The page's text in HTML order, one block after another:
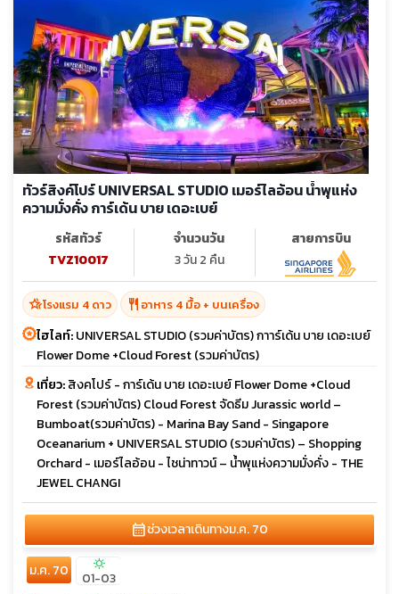
ทัวร์สิงค์โปร์ UNIVERSAL STUDIO เมอร์ไลอ้อน น้ำพุแห่ง
ความมั่งคั่ง การ์เด้น บาย เดอะเบย์
รหัสทัวร์
TVZ10017
จำนวนวัน
3 วัน 2 คืน
สายการบิน
hotel_classโรงแรม 4 ดาว restaurant อาหาร 4 มื้อ + บนเครื่อง
ไฮไลท์:UNIVERSAL STUDIO (รวมค่าบัตร) กาาร์เด้น บาย เดอะเบย์
Flower Dome +Cloud Forest (รวมค่าบัตร)
เที่ยว:สิงคโปร์ - การ์เด้น บาย เดอะเบย์ Flower Dome +Cloud
Forest (รวมค่าบัตร) Cloud Forest จัดธีม Jurassic world –
Bumboat(รวมค่าบัตร) - Marina Bay Sand - Singapore
Oceanarium + UNIVERSAL STUDIO (รวมค่าบัตร) – Shopping
Orchard - เมอร์ไลอ้อน - ไชน่าทาวน์ – น้ำพุแห่งความมั่งคั่ง - THE
JEWEL CHANGI
calendar_monthช่วงเวลาเดินทางม.ค. 70
ม.ค. 70 sunny
01-03